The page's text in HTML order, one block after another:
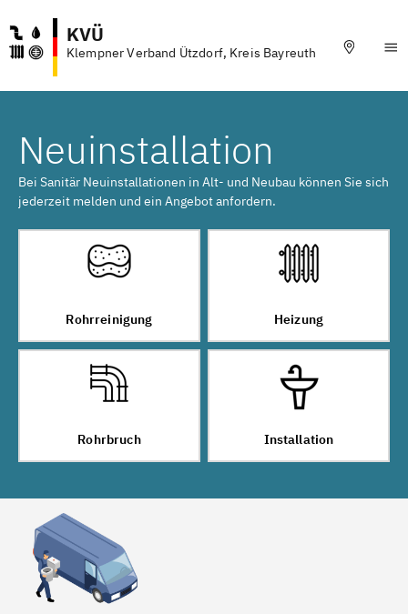
KVÜ
Klempner Verband Ützdorf, Kreis Bayreuth
Neuinstallation
Bei Sanitär Neuinstallationen in Alt- und Neubau können Sie sich
jederzeit melden und ein Angebot anfordern.
Rohrreinigung Heizung
Rohrbruch Installation